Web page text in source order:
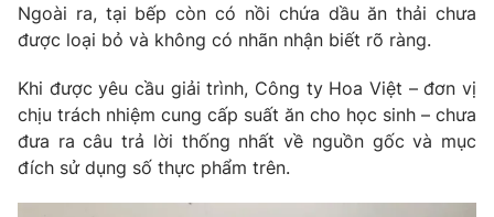
Thị trường 24h Tấm lòng Việt
VTV4 Vươn mình bằng AI
VTV9 VTV8
Ngoài ra, tại bếp còn có nồi chứa dầu ăn thải chưa
được loại bỏ và không có nhãn nhận biết rõ ràng.
Khi được yêu cầu giải trình, Công ty Hoa Việt – đơn vị
chịu trách nhiệm cung cấp suất ăn cho học sinh – chưa
đưa ra câu trả lời thống nhất về nguồn gốc và mục
đích sử dụng số thực phẩm trên.